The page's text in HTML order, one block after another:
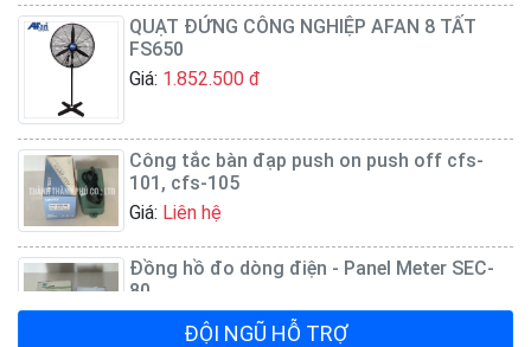
QUẠT ĐỨNG CÔNG NGHIỆP AFAN 8 TẤT
FS650
Công tắc bàn đạp push on push off cfs-
101, cfs-105
Giá:Liên hệ
Đồng hồ đo dòng điện - Panel Meter SEC-
80
Giá:Liên hệ
ĐỘI NGŨ HỖ TRỢ